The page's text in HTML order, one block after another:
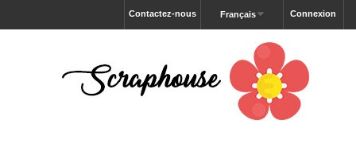
Connexion
Français
Contactez-nous